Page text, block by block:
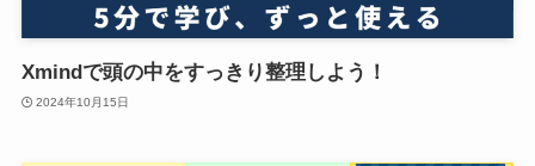
Xmindで頭の中をすっきり整理しよう！
2024年10月15日